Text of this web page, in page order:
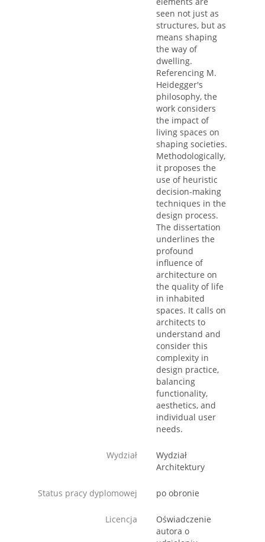
seen not just as
structures, but as
means shaping
the way of
dwelling.
Referencing M.
Heidegger's
philosophy, the
work considers
the impact of
living spaces on
shaping societies.
Methodologically,
it proposes the
use of heuristic
decision-making
techniques in the
design process.
The dissertation
underlines the
profound
influence of
architecture on
the quality of life
in inhabited
spaces. It calls on
architects to
understand and
consider this
complexity in
design practice,
balancing
functionality,
aesthetics, and
individual user
needs.
Wydział
Wydział
Architektury
Status pracy dyplomowej po obronie
Licencja
Oświadczenie
autora o